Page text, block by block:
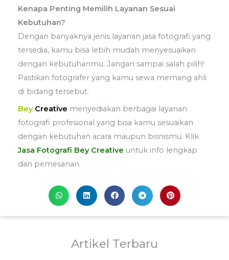
Kenapa Penting Memilih Layanan Sesuai
Kebutuhan?
Dengan banyaknya jenis layanan jasa fotografi yang
tersedia, kamu bisa lebih mudah menyesuaikan
dengan kebutuhanmu. Jangan sampai salah pilih!
Pastikan fotografer yang kamu sewa memang ahli
di bidang tersebut.
Bey Creative menyediakan berbagai layanan
fotografi profesional yang bisa kamu sesuaikan
dengan kebutuhan acara maupun bisnismu. Klik
Jasa Fotografi Bey Creative untuk info lengkap
dan pemesanan.
Artikel Terbaru